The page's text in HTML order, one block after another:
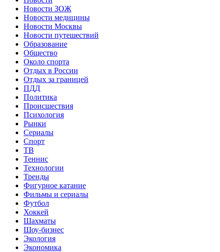
Новости ЗОЖ
Новости медицины
Новости Москвы
Новости путешествий
Образование
Общество
Около спорта
Отдых в России
Отдых за границей
ПДД
Политика
Происшествия
Психология
Рынки
Сериалы
Спорт
ТВ
Теннис
Технологии
Тренды
Фигурное катание
Фильмы и сериалы
Футбол
Хоккей
Шахматы
Шоу-бизнес
Экология
Экономика